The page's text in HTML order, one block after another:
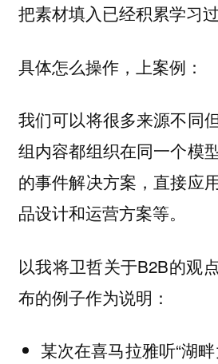
把素材填入已经积累学习过
具体怎么操作，上案例：
我们可以将很多来源不同
组内容都组织在同一个模
的事件解决方案，直接应
品设计和运营方案等。
以我将卫哲关于B2B的观
布的例子作为说明：
某次在喜马拉雅听“湖